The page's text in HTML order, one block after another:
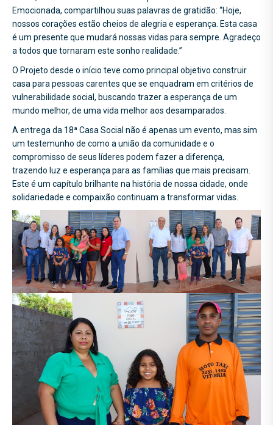
Emocionada, compartilhou suas palavras de gratidão: “Hoje,
nossos corações estão cheios de alegria e esperança. Esta casa
é um presente que mudará nossas vidas para sempre. Agradeço
a todos que tornaram este sonho realidade.”
O Projeto desde o início teve como principal objetivo construir
casa para pessoas carentes que se enquadram em critérios de
vulnerabilidade social, buscando trazer a esperança de um
mundo melhor, de uma vida melhor aos desamparados.
A entrega da 18ª Casa Social não é apenas um evento, mas sim
um testemunho de como a união da comunidade e o
compromisso de seus líderes podem fazer a diferença,
trazendo luz e esperança para as famílias que mais precisam.
Este é um capítulo brilhante na história de nossa cidade, onde
solidariedade e compaixão continuam a transformar vidas.